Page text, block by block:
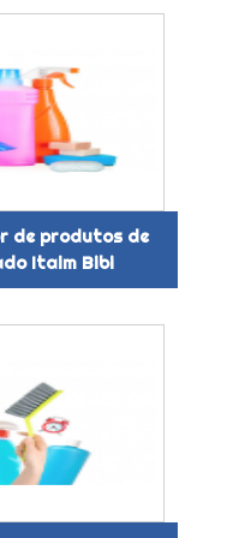
de produtos de
Itaim Bibi